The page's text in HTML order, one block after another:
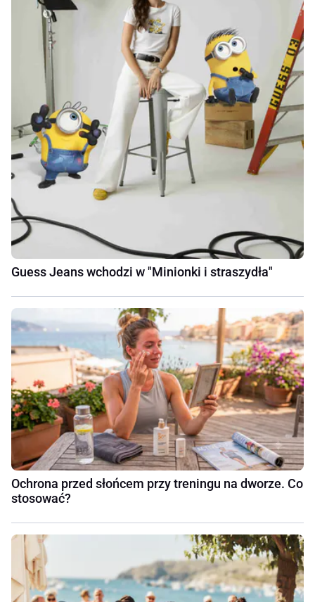
Guess Jeans wchodzi w "Minionki i straszydła"
Ochrona przed słońcem przy treningu na dworze. Co
stosować?